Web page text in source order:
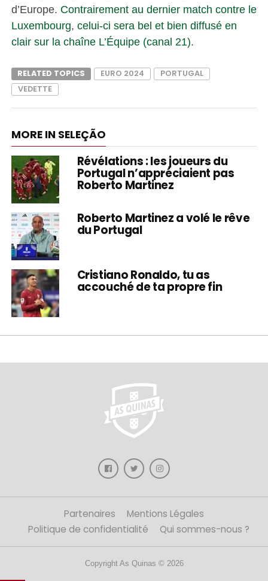
d’Europe. Contrairement au dernier match contre le
Luxembourg, celui-ci sera bel et bien diffusé en
clair sur la chaîne L’Équipe (canal 21).
RELATED TOPICS EURO 2024
PORTUGAL
VEDETTE
MORE IN SELEÇÃO
Révélations : les joueurs du
Portugal n’appréciaient pas
Roberto Martinez
Roberto Martinez a volé le rêve
du Portugal
Cristiano Ronaldo, tu as
accouché de ta propre fin
Partenaires
Mentions Légales
Politique de confidentialité
Qui sommes-nous ?
Copyright As Quinas © 2026